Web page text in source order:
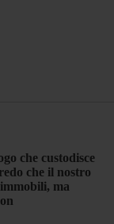
che custodisce
che il nostro
ma